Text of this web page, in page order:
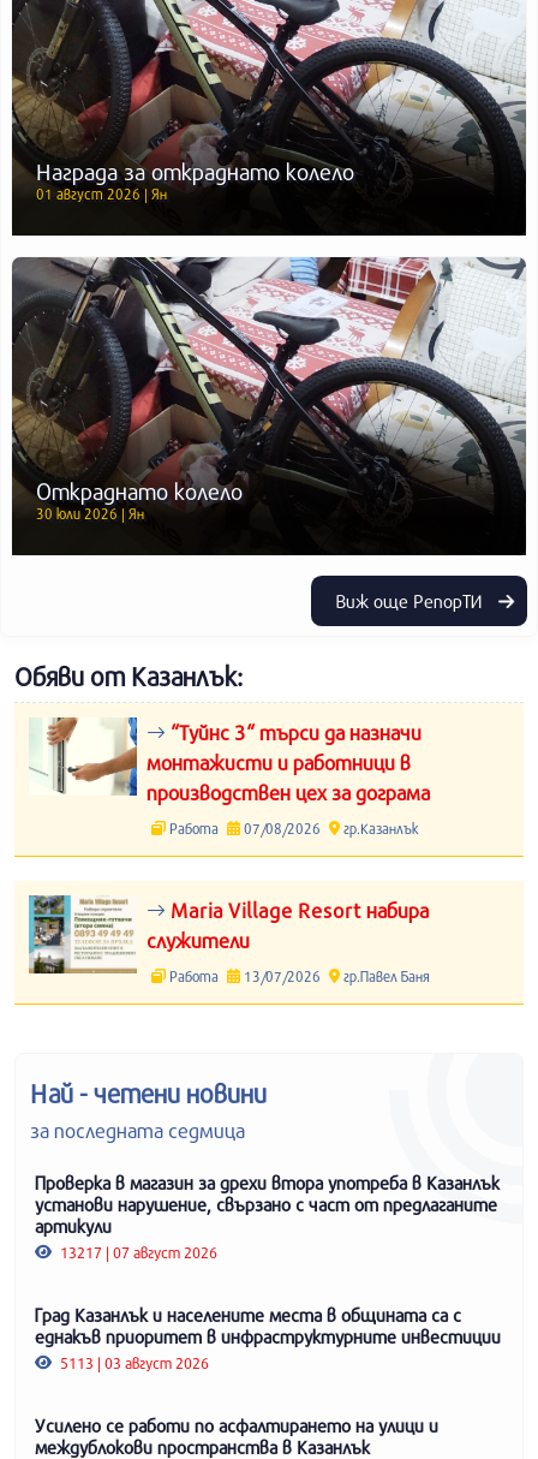
Награда за откраднато колело
01 август 2026 | Ян
Откраднато колело
30 юли 2026 | Ян
Виж още РепорТИ
Обяви от Казанлък:
“Туйнс 3“ търси да назначи
монтажисти и работници в
производствен цех за дограма
Работа 07/08/2026 гр.Казанлък
Maria Village Resort набира
служители
Работа 13/07/2026 гр.Павел Баня
Най - четени новини
за последната седмица
Проверка в магазин за дрехи втора употреба в Казанлък
установи нарушение, свързано с част от предлаганите
артикули
13217 | 07 август 2026
Град Казанлък и населените места в общината са с
еднакъв приоритет в инфраструктурните инвестиции
5113 | 03 август 2026
Усилено се работи по асфалтирането на улици и
междублокови пространства в Казанлък